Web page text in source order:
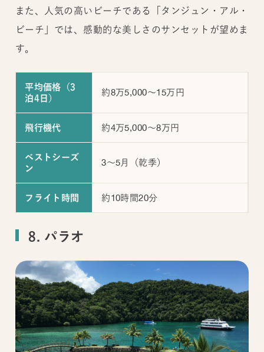
また、人気の高いビーチである「タンジュン・アル・
ビーチ」では、感動的な美しさのサンセットが望めま
す。
平均価格（3
泊4日）
約8万5,000～15万円
飛行機代 約4万5,000～8万円
ベストシーズ
ン
3～5月（乾季）
フライト時間 約10時間20分
8. パラオ